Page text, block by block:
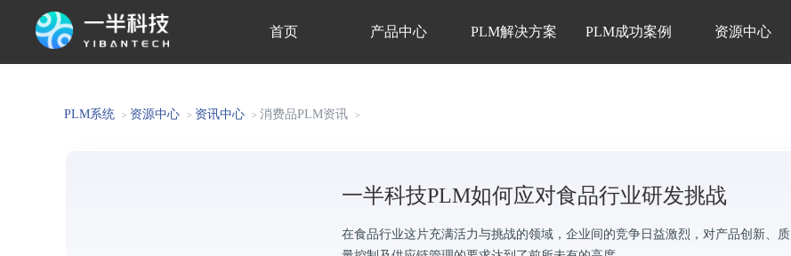
首页 产品中心 PLM解决方案 PLM成功案例 资源中心
PLM系统 > 资源中心 > 资讯中心 > 消费品PLM资讯 >
一半科技PLM如何应对食品行业研发挑战
在食品行业这片充满活力与挑战的领域，企业间的竞争日益激烈，对产品创新、质